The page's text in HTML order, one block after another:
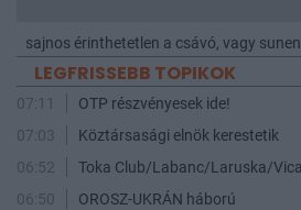
sajnos érinthetetlen a csávó, vagy sunen
LEGFRISSEBB TOPIKOK
07:11
OTP részvényesek ide!
07:03
Köztársasági elnök kerestetik
06:52
06:50
OROSZ-UKRÁN háború